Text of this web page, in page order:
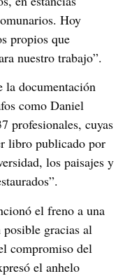
Hoy
propios que
nuestro trabajo”.
la documentación
como Daniel
profesionales, cuyas
libro publicado por
los paisajes y
el freno a una
gracias al
compromiso del
el anhelo